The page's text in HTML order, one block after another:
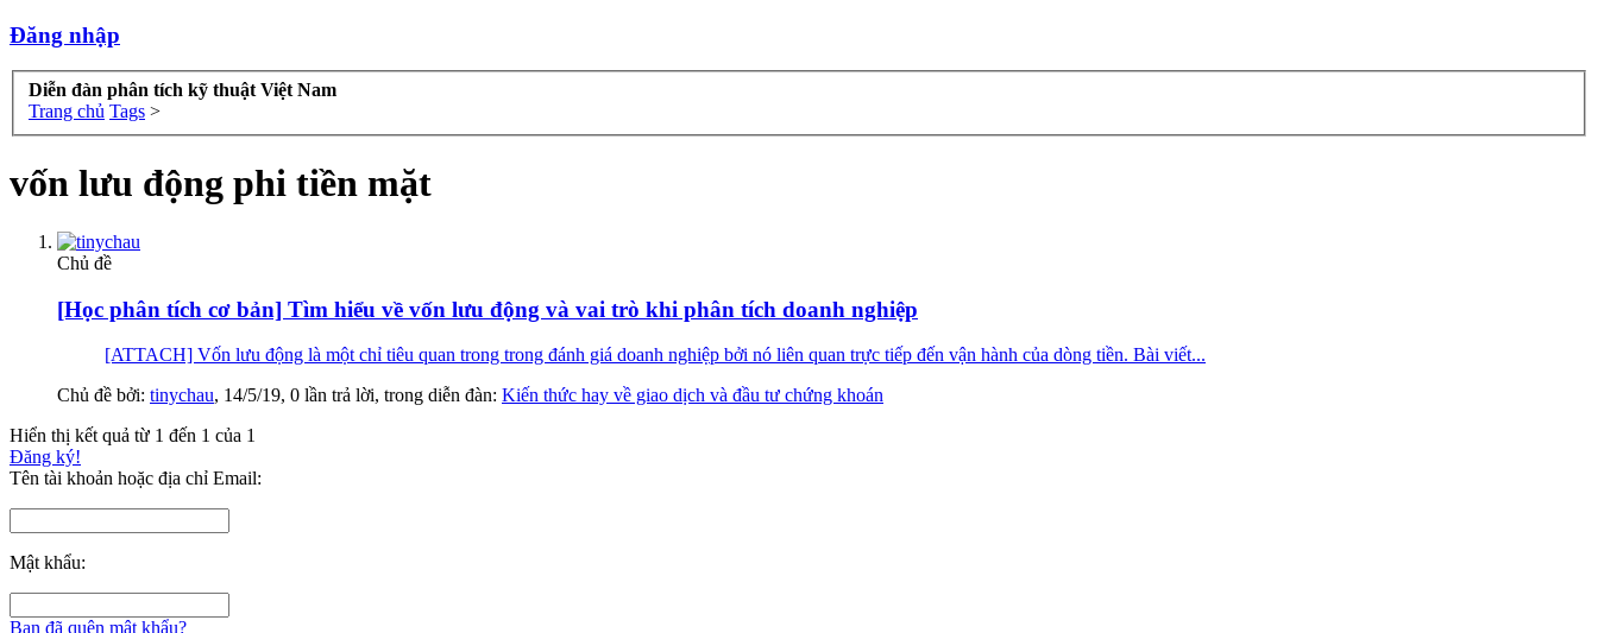
Đăng nhập
Diễn đàn phân tích kỹ thuật Việt Nam
Trang chủ Tags >
vốn lưu động phi tiền mặt
Chủ đề
[Học phân tích cơ bản] Tìm hiểu về vốn lưu động và vai trò khi phân tích doanh nghiệp
[ATTACH] Vốn lưu động là một chỉ tiêu quan trong trong đánh giá doanh nghiệp bởi nó liên quan trực tiếp đến vận hành của dòng tiền. Bài viết...
Chủ đề bởi: tinychau, 14/5/19, 0 lần trả lời, trong diễn đàn: Kiến thức hay về giao dịch và đầu tư chứng khoán
Hiển thị kết quả từ 1 đến 1 của 1
Đăng ký!
Tên tài khoản hoặc địa chỉ Email:
Mật khẩu:
Bạn đã quên mật khẩu?